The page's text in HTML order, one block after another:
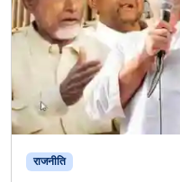
राजनीति